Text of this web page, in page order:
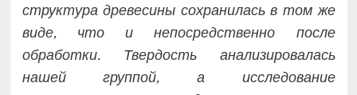
структура древесины сохранилась в том же
виде, что и непосредственно после
обработки. Твердость анализировалась
нашей группой, а исследование